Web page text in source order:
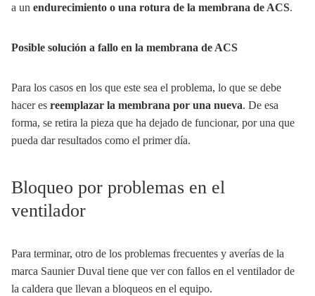
a un endurecimiento o una rotura de la membrana de ACS.
Posible solución a fallo en la membrana de ACS
Para los casos en los que este sea el problema, lo que se debe
hacer es reemplazar la membrana por una nueva. De esa
forma, se retira la pieza que ha dejado de funcionar, por una que
pueda dar resultados como el primer día.
Bloqueo por problemas en el
ventilador
Para terminar, otro de los problemas frecuentes y averías de la
marca Saunier Duval tiene que ver con fallos en el ventilador de
la caldera que llevan a bloqueos en el equipo.